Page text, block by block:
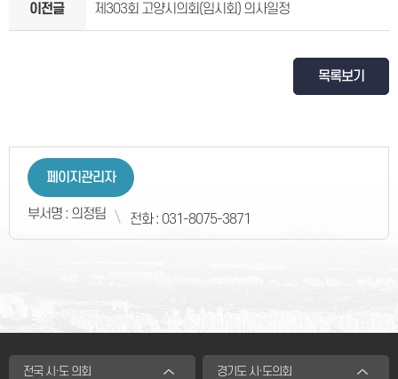
이전글 제303회 고양시의회(임시회) 의사일정
목록보기
페이지관리자
부서명 : 의정팀 전화 : 031-8075-3871
전국 시·도 의회 경기도 시·도의회